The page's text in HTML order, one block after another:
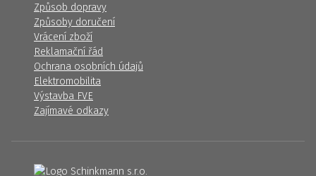
Způsob dopravy
Způsoby doručení
Vrácení zboží
Reklamační řád
Ochrana osobních údajů
Elektromobilita
Výstavba FVE
Zajímavé odkazy